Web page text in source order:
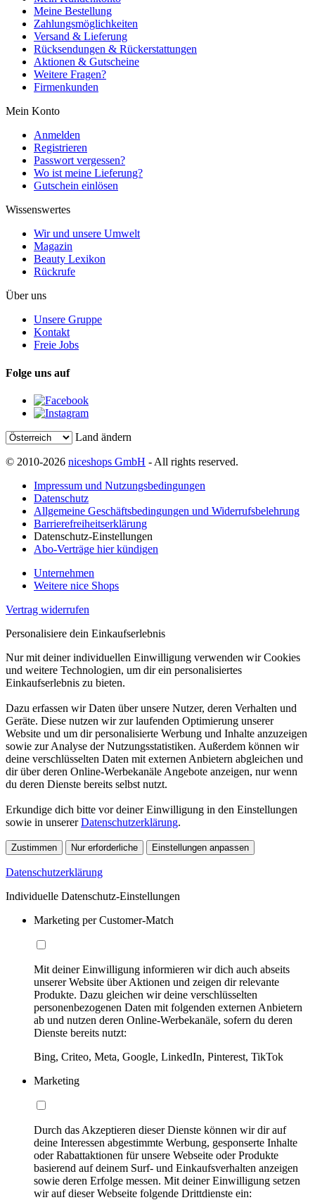
Meine Bestellung
Zahlungsmöglichkeiten
Versand & Lieferung
Rücksendungen & Rückerstattungen
Aktionen & Gutscheine
Weitere Fragen?
Firmenkunden
Mein Konto
Anmelden
Registrieren
Passwort vergessen?
Wo ist meine Lieferung?
Gutschein einlösen
Wissenswertes
Wir und unsere Umwelt
Magazin
Beauty Lexikon
Rückrufe
Über uns
Unsere Gruppe
Kontakt
Freie Jobs
Folge uns auf
Land ändern
© 2010-2026 niceshops GmbH - All rights reserved.
Impressum und Nutzungsbedingungen
Datenschutz
Allgemeine Geschäftsbedingungen und Widerrufsbelehrung
Barrierefreiheitserklärung
Datenschutz-Einstellungen
Abo-Verträge hier kündigen
Unternehmen
Weitere nice Shops
Vertrag widerrufen
Personalisiere dein Einkaufserlebnis
Nur mit deiner individuellen Einwilligung verwenden wir Cookies
und weitere Technologien, um dir ein personalisiertes
Einkaufserlebnis zu bieten.
Dazu erfassen wir Daten über unsere Nutzer, deren Verhalten und
Geräte. Diese nutzen wir zur laufenden Optimierung unserer
Website und um dir personalisierte Werbung und Inhalte anzuzeigen
sowie zur Analyse der Nutzungsstatistiken. Außerdem können wir
deine verschlüsselten Daten mit externen Anbietern abgleichen und
dir über deren Online-Werbekanäle Angebote anzeigen, nur wenn
du deren Dienste bereits selbst nutzt.
Erkundige dich bitte vor deiner Einwilligung in den Einstellungen
sowie in unsererDatenschutzerklärung.
Zustimmen Nur erforderliche Einstellungen anpassen
Datenschutzerklärung
Individuelle Datenschutz-Einstellungen
Marketing per Customer-Match
Mit deiner Einwilligung informieren wir dich auch abseits
unserer Website über Aktionen und zeigen dir relevante
Produkte. Dazu gleichen wir deine verschlüsselten
personenbezogenen Daten mit folgenden externen Anbietern
ab und nutzen deren Online-Werbekanäle, sofern du deren
Dienste bereits nutzt:
Bing, Criteo, Meta, Google, LinkedIn, Pinterest, TikTok
Marketing
Durch das Akzeptieren dieser Dienste können wir dir auf
deine Interessen abgestimmte Werbung, gesponserte Inhalte
oder Rabattaktionen für unsere Webseite oder Produkte
basierend auf deinem Surf- und Einkaufsverhalten anzeigen
sowie deren Erfolge messen. Mit deiner Einwilligung setzen
wir auf dieser Webseite folgende Drittdienste ein: